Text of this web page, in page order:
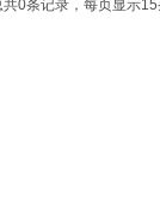
共0条记录，每页显示